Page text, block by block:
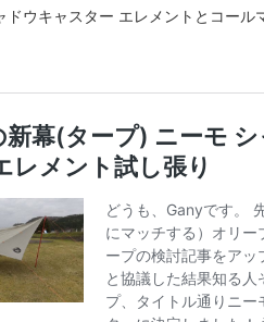
ドウキャスター エレメントとコー